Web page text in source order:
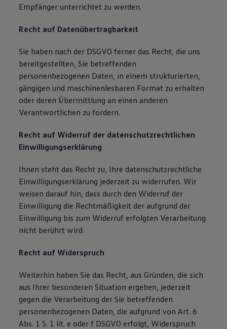
Empfänger unterrichtet zu werden.
Recht auf Datenübertragbarkeit
Sie haben nach der DSGVO ferner das Recht, die uns
bereitgestellten, Sie betreffenden
personenbezogenen Daten, in einem strukturierten,
gängigen und maschinenlesbaren Format zu erhalten
oder deren Übermittlung an einen anderen
Verantwortlichen zu fordern.
Recht auf Widerruf der datenschutzrechtlichen
Einwilligungserklärung
Ihnen steht das Recht zu, Ihre datenschutzrechtliche
Einwilligungserklärung jederzeit zu widerrufen. Wir
weisen darauf hin, dass durch den Widerruf der
Einwilligung die Rechtmäßigkeit der aufgrund der
Einwilligung bis zum Widerruf erfolgten Verarbeitung
nicht berührt wird.
Recht auf Widerspruch
Weiterhin haben Sie das Recht, aus Gründen, die sich
aus Ihrer besonderen Situation ergeben, jederzeit
gegen die Verarbeitung der Sie betreffenden
personenbezogenen Daten, die aufgrund von Art. 6
Abs. 1 S. 1 lit. e oder f DSGVO erfolgt, Widerspruch